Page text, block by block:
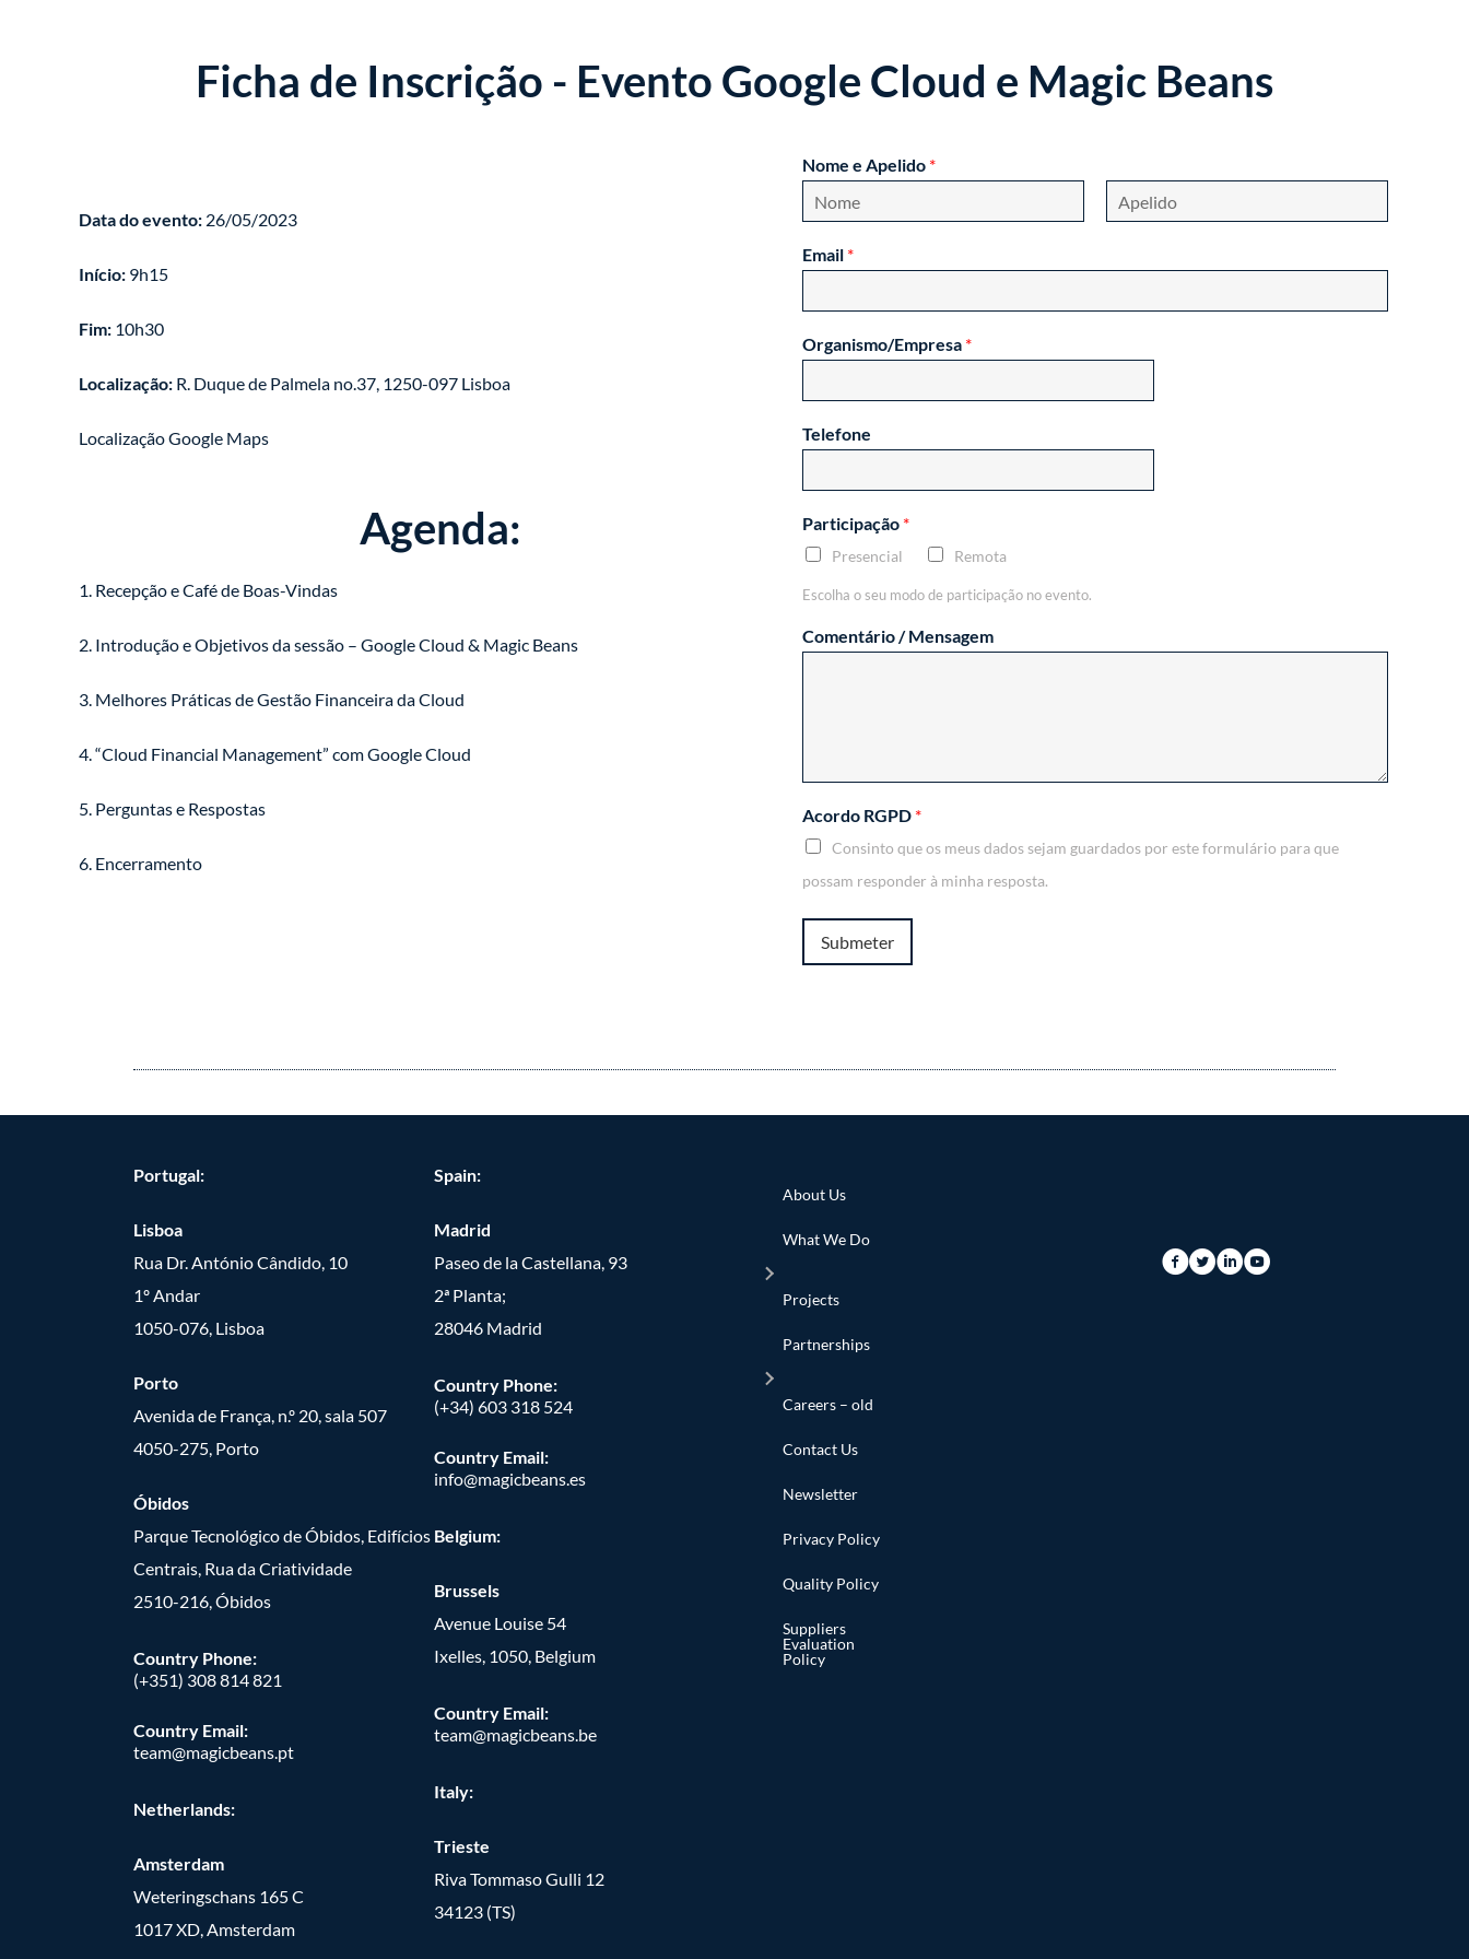
Ficha de Inscrição - Evento Google Cloud e Magic Beans
Data do evento: 26/05/2023
Início: 9h15
Fim: 10h30
Localização: R. Duque de Palmela no.37, 1250-097 Lisboa
Localização Google Maps
Agenda:
1. Recepção e Café de Boas-Vindas
2. Introdução e Objetivos da sessão – Google Cloud & Magic Beans
3. Melhores Práticas de Gestão Financeira da Cloud
4. “Cloud Financial Management” com Google Cloud
5. Perguntas e Respostas
6. Encerramento
Nome e Apelido *
i
rEmail *
Organismo/Empresa *
Telefone
Participação *
Presencial Remota
Escolha o seu modo de participação no evento.
Comentário / Mensagem
Acordo RGPD *
Consinto que os meus dados sejam guardados por este formulário para que
possam responder à minha resposta.
Submeter
Portugal:
Lisboa
Rua Dr. António Cândido, 10
1º Andar
1050-076, Lisboa
Porto
Avenida de França, n.º 20, sala 507
4050-275, Porto
Óbidos
Parque Tecnológico de Óbidos, Edifícios
Centrais, Rua da Criatividade
2510-216, Óbidos
Country Phone:
(+351) 308 814 821
Country Email:
team@magicbeans.pt
Netherlands:
Amsterdam
Weteringschans 165 C
1017 XD, Amsterdam
Spain:
Madrid
Paseo de la Castellana, 93
2ª Planta;
28046 Madrid
Country Phone:
(+34) 603 318 524
Country Email:
info@magicbeans.es
Belgium:
Brussels
Avenue Louise 54
Ixelles, 1050, Belgium
Country Email:
team@magicbeans.be
Italy:
Trieste
Riva Tommaso Gulli 12
34123 (TS)
About Us
What We Do
Projects
Partnerships
Careers – old
Contact Us
Newsletter
Privacy Policy
Quality Policy
Suppliers
Evaluation
Policy